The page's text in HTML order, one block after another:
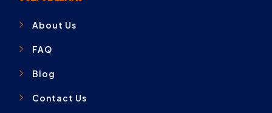
About Us
FAQ
Blog
Contact Us